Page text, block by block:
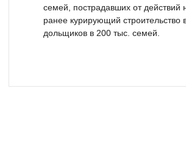
семей, пострадавших от
ранее курирующий
дольщиков в 200 тыс. семей.